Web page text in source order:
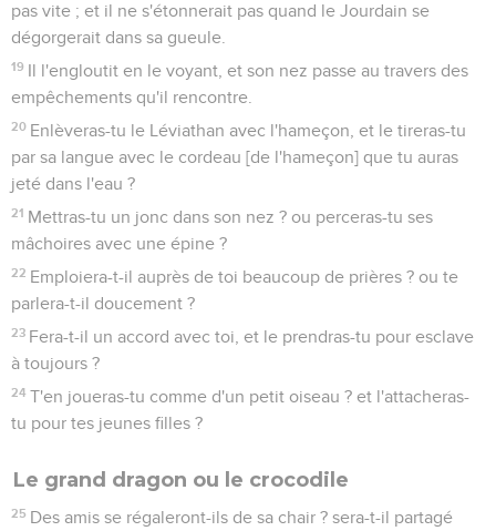
pas vite ; et il ne s'étonnerait pas quand le Jourdain se
dégorgerait dans sa gueule.
19 Il l'engloutit en le voyant, et son nez passe au travers des
empêchements qu'il rencontre.
20 Enlèveras-tu le Léviathan avec l'hameçon, et le tireras-tu
par sa langue avec le cordeau [de l'hameçon] que tu auras
jeté dans l'eau ?
21 Mettras-tu un jonc dans son nez ? ou perceras-tu ses
mâchoires avec une épine ?
22 Emploiera-t-il auprès de toi beaucoup de prières ? ou te
parlera-t-il doucement ?
23 Fera-t-il un accord avec toi, et le prendras-tu pour esclave
à toujours ?
24 T'en joueras-tu comme d'un petit oiseau ? et l'attacheras-
tu pour tes jeunes filles ?
Le grand dragon ou le crocodile
25 Des amis se régaleront-ils de sa chair ? sera-t-il partagé